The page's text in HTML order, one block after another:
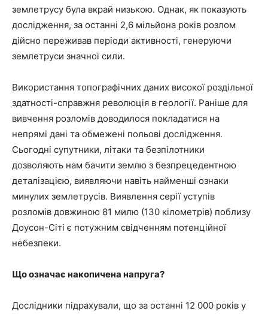
землетрусу була вкрай низькою. Однак, як показують
дослідження, за останні 2,6 мільйона років розлом
дійсно переживав періоди активності, генеруючи
землетруси значної сили.
Використання топографічних даних високої роздільної
здатності-справжня революція в геології. Раніше для
вивчення розломів доводилося покладатися на
непрямі дані та обмежені польові дослідження.
Сьогодні супутники, літаки та безпілотники
дозволяють нам бачити землю з безпрецедентною
деталізацією, виявляючи навіть найменші ознаки
минулих землетрусів. Виявлення серії уступів
розломів довжиною 81 милю (130 кілометрів) поблизу
Доусон-Сіті є потужним свідченням потенційної
небезпеки.
Що означає накопичена напруга?
Дослідники підрахували, що за останні 12 000 років у